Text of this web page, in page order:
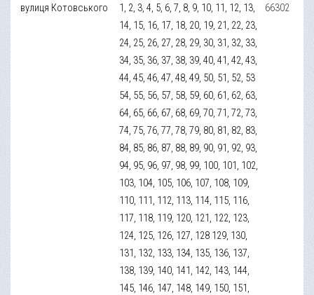
вулиця Котовського
1, 2, 3, 4, 5, 6, 7, 8, 9, 10, 11, 12, 13,
14, 15, 16, 17, 18, 20, 19, 21, 22, 23,
24, 25, 26, 27, 28, 29, 30, 31, 32, 33,
34, 35, 36, 37, 38, 39, 40, 41, 42, 43,
44, 45, 46, 47, 48, 49, 50, 51, 52, 53
54, 55, 56, 57, 58, 59, 60, 61, 62, 63,
64, 65, 66, 67, 68, 69, 70, 71, 72, 73,
74, 75, 76, 77, 78, 79, 80, 81, 82, 83,
84, 85, 86, 87, 88, 89, 90, 91, 92, 93,
94, 95, 96, 97, 98, 99, 100, 101, 102,
103, 104, 105, 106, 107, 108, 109,
110, 111, 112, 113, 114, 115, 116,
117, 118, 119, 120, 121, 122, 123,
124, 125, 126, 127, 128 129, 130,
131, 132, 133, 134, 135, 136, 137,
138, 139, 140, 141, 142, 143, 144,
145, 146, 147, 148, 149, 150, 151,
66302